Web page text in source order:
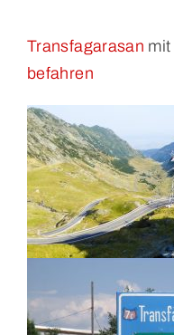
Transfagarasan mit
befahren